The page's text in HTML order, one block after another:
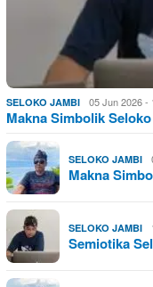
SELOKO JAMBI 05 Jun 2026 -
Makna Simbolik
SELOKO JAMBI
Makna
SELOKO JAMBI
Semiotika